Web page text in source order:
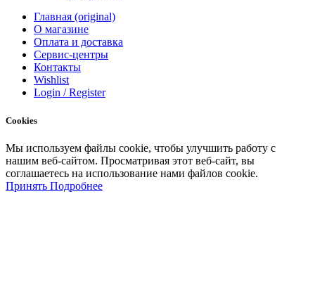
Главная (original)
О магазине
Оплата и доставка
Сервис-центры
Контакты
Wishlist
Login / Register
Cookies
Мы используем файлы cookie, чтобы улучшить работу с
нашим веб-сайтом. Просматривая этот веб-сайт, вы
соглашаетесь на использование нами файлов cookie.
Принять Подробнее